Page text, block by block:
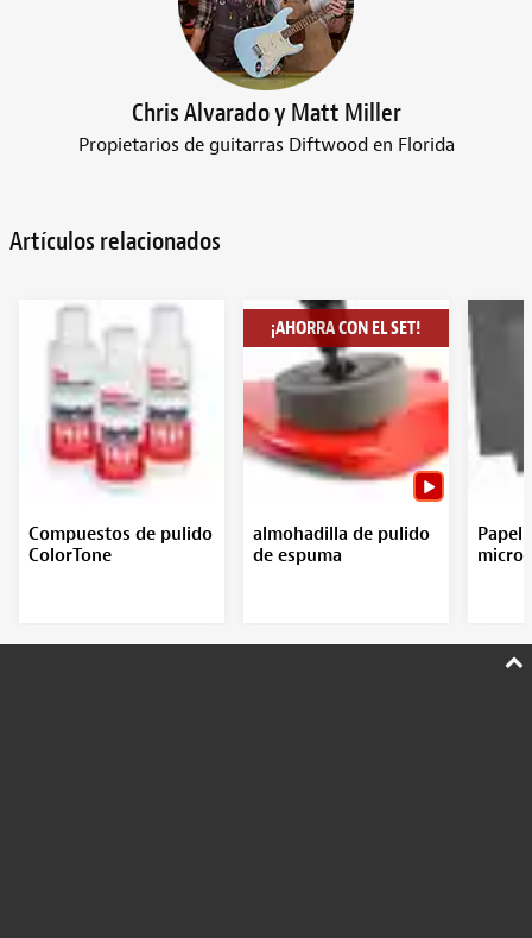
Chris Alvarado y Matt Miller
Propietarios de guitarras Diftwood en Florida
Artículos relacionados
Compuestos de pulido
ColorTone
¡AHORRA CON EL SET!
almohadilla de pulido
de espuma
Papel